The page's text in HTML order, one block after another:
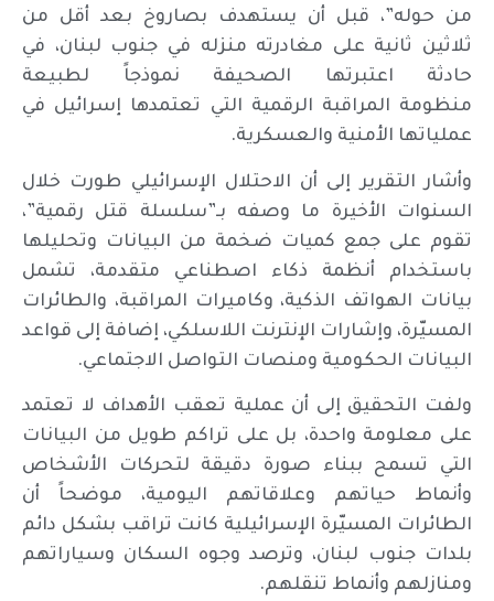
من حوله”، قبل أن يستهدف بصاروخ بعد أقل من
ثلاثين ثانية على مغادرته منزله في جنوب لبنان، في
حادثة اعتبرتها الصحيفة نموذجاً لطبيعة
منظومة المراقبة الرقمية التي تعتمدها إسرائيل في
عملياتها الأمنية والعسكرية.
وأشار التقرير إلى أن الاحتلال الإسرائيلي طورت خلال
السنوات الأخيرة ما وصفه بـ”سلسلة قتل رقمية”،
تقوم على جمع كميات ضخمة من البيانات وتحليلها
باستخدام أنظمة ذكاء اصطناعي متقدمة، تشمل
بيانات الهواتف الذكية، وكاميرات المراقبة، والطائرات
المسيّرة، وإشارات الإنترنت اللاسلكي، إضافة إلى قواعد
البيانات الحكومية ومنصات التواصل الاجتماعي.
ولفت التحقيق إلى أن عملية تعقب الأهداف لا تعتمد
على معلومة واحدة، بل على تراكم طويل من البيانات
التي تسمح ببناء صورة دقيقة لتحركات الأشخاص
وأنماط حياتهم وعلاقاتهم اليومية، موضحاً أن
الطائرات المسيّرة الإسرائيلية كانت تراقب بشكل دائم
بلدات جنوب لبنان، وترصد وجوه السكان وسياراتهم
ومنازلهم وأنماط تنقلهم.